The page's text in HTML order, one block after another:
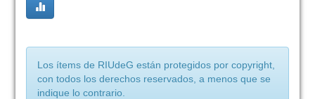
Los ítems de RIUdeG están protegidos por copyright,
con todos los derechos reservados, a menos que se
indique lo contrario.